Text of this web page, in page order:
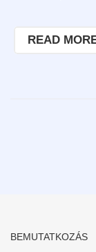
READ
BEMUTATKOZÁS